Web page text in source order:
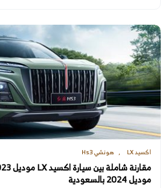
اكسيد LX هونشي Hs3
موديل 2024 بالسعودية